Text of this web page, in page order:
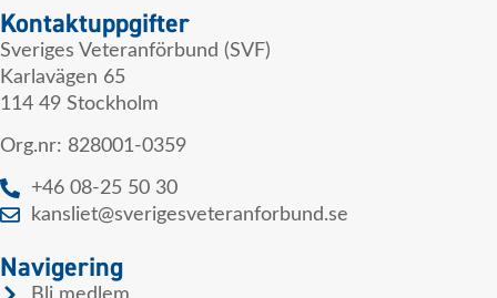
Kontaktuppgifter
Sveriges Veteranförbund (SVF)
Karlavägen 65
114 49 Stockholm
Org.nr: 828001-0359
+46 08-25 50 30
kansliet@sverigesveteranforbund.se
Navigering